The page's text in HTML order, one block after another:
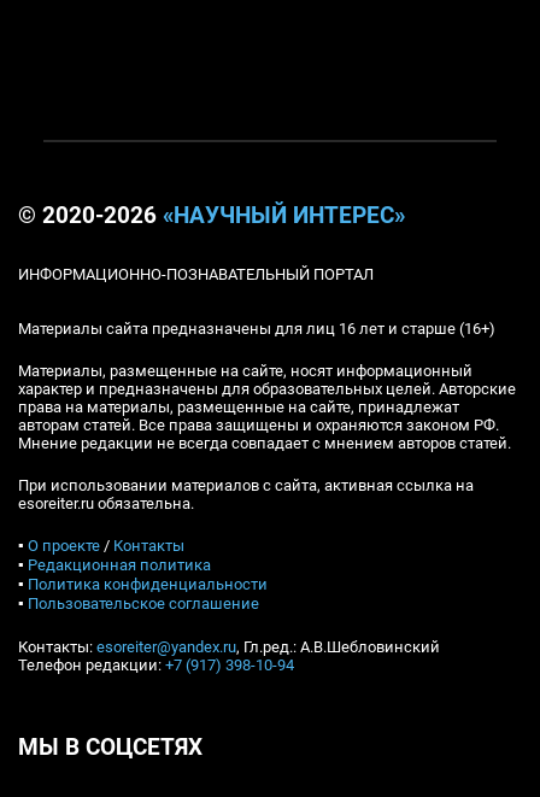
© 2020-2026 «НАУЧНЫЙ ИНТЕРЕС»
ИНФОРМАЦИОННО-ПОЗНАВАТЕЛЬНЫЙ ПОРТАЛ
Материалы сайта предназначены для лиц 16 лет и старше (16+)
Материалы, размещенные на сайте, носят информационный
характер и предназначены для образовательных целей. Авторские
права на материалы, размещенные на сайте, принадлежат
авторам статей. Все права защищены и охраняются законом РФ.
Мнение редакции не всегда совпадает с мнением авторов статей.
При использовании материалов с сайта, активная ссылка на
esoreiter.ru обязательна.
▪ О проекте / Контакты
▪ Редакционная политика
▪ Политика конфиденциальности
▪ Пользовательское соглашение
Контакты: esoreiter@yandex.ru, Гл.ред.: А.В.Шебловинский
Телефон редакции: +7 (917) 398-10-94
МЫ В СОЦСЕТЯХ